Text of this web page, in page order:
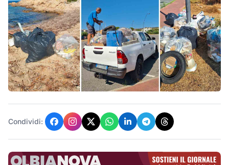
Condividi: